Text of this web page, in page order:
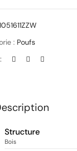
: Poufs
Structure
Bois